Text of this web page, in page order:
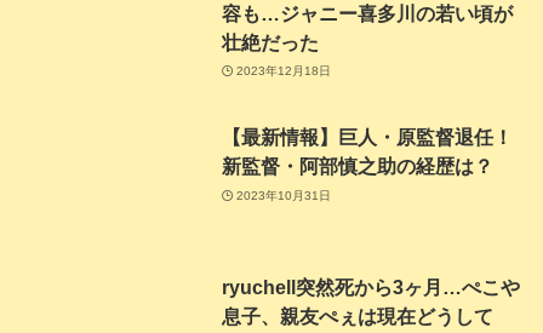
容も…ジャニー喜多川の若い頃が
壮絶だった
2023年12月18日
【最新情報】巨人・原監督退任！
新監督・阿部慎之助の経歴は？
2023年10月31日
ryuchell突然死から3ヶ月…ぺこや
息子、親友ぺぇは現在どうして